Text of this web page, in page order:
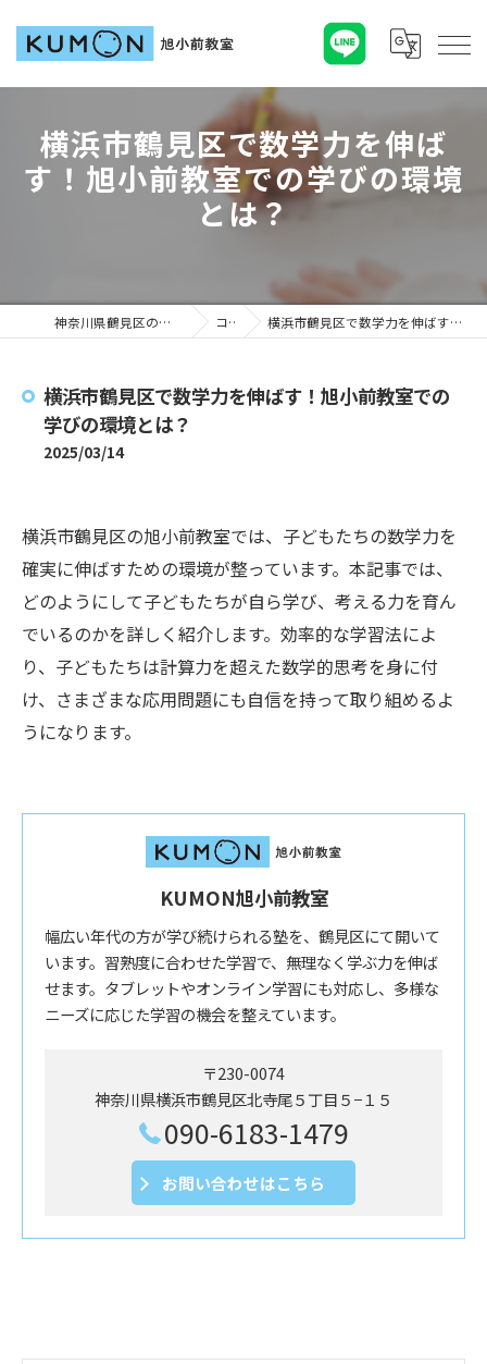
横浜市鶴見区で数学力を伸ば
す！旭小前教室での学びの環境
とは？
神奈川県鶴見区の塾ならKUMON旭小前教室 コラム 横浜市鶴見区で数学力を伸ばす！旭小前教室での学びの環境とは？
横浜市鶴見区で数学力を伸ばす！旭小前教室での
学びの環境とは？
2025/03/14
横浜市鶴見区の旭小前教室では、子どもたちの数学力を
確実に伸ばすための環境が整っています。本記事では、
どのようにして子どもたちが自ら学び、考える力を育ん
でいるのかを詳しく紹介します。効率的な学習法によ
り、子どもたちは計算力を超えた数学的思考を身に付
け、さまざまな応用問題にも自信を持って取り組めるよ
うになります。
KUMON旭小前教室
幅広い年代の方が学び続けられる塾を、鶴見区にて開いて
います。習熟度に合わせた学習で、無理なく学ぶ力を伸ば
せます。タブレットやオンライン学習にも対応し、多様な
ニーズに応じた学習の機会を整えています。
〒230-0074
神奈川県横浜市鶴見区北寺尾５丁目５−１５
090-6183-1479
お問い合わせはこちら